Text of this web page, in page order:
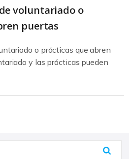
voluntariado o
puertas
o prácticas que abren
y las prácticas pueden